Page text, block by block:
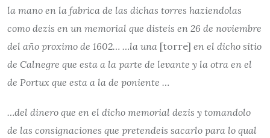
la mano en la fabrica de las dichas torres haziendolas
como dezis en un memorial que disteis en 26 de noviembre
del año proximo de 1602… …la una [torre] en el dicho sitio
de Calnegre que esta a la parte de levante y la otra en el
de Portux que esta a la de poniente …
…del dinero que en el dicho memorial dezis y tomandolo
de las consignaciones que pretendeis sacarlo para lo qual